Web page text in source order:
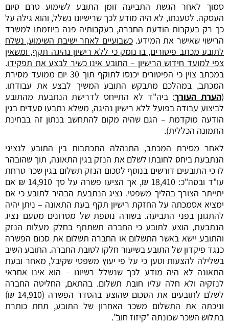
סמוך לאחר הגשת התביעה זומן התובע לשימוע טרם סיום
העסקה. לטענתו, לא היה מודע לכך שרישיונו נשלל, והוא גילה על
כך רק בעקבות הודעת החברה, בעקבותיה פנה ביוזמתו למשרד
הרישוי שאישר את המידע.כשבועיים לאחר ישיבת השימוע, נשלח
לתובע מכתב פיטורים, בו נומק כי ללא רישיון נהיגה תקף, ומשאין
צפי למועד חידוש הרישיון – התובע אינו כשיר לבצע את תפקידו.
במכתב צוין כי הפיטורים יכנסו לתוקף תוך 30 יום ממועד מסירת
המכתב, במהלכם מתבקש התובע המשיך לבצע את עבודתו.
(הערת העורך: ביה"ד לא התייחס לדרישת הנתבעת מהתובע
לביצוע עבודה בפועל ללא רישיון נהיגה, משלא נתבעו סעדים בגין
הודעה מוקדמת – הגם שהיה מקום להתחשב בנתון זה בבחינת
התמונה הכללית).
לאחר מסירת המכתב, התנהלה התכתבות בין התובע לנציגי
הנתבעת ביחס לחובתו לשלם את הנזק בגין התאונה, תוך שהובהר
לו כי התובעים דורשים בנוסף לסכום הנזק תשלום בגין שכר טרחת
עו"ד ובסה"כ: 18,410 ₪, אך הציעו פשרה על סך 14,910 ₪ אם
יתייתר הצורך בהליך משפטי. נציג הנתבעת הבהיר לתובע כי אם
ימציא אסמכתה על החזקת רישיון תקף בעת התאונה – ניתן יהיה
להתגונן בפני התביעה. בשורה נוספת של מסרונים מטעם נציג
הנתבעת, הוצע לתובע כי החברה תשתתף בחלק מעלות הנזק
והתובע יישא באשר התשלום או החברה תשלום את סכום הפשרה
כנגד פיקדון של התובע בשיעור חלקו לטובת החברה. התובע השיב
בשלילה להצעות וטען כי על פי יעוץ משפטי שקיבל, מאחר ובעת
התאונה לא היה מודע לכך שנשלל רשיונו – הוא אינו אחראי
לנזקיה ולא חלה עליו חובת תשלום. בהתאם, החליטה החברה
לשלם לתובעים את הסכום שהוצע בהסדר הפשרה (14,910 ₪)
וניכתה את התשלום משכר האחרון של התובע, תחת כותרת
בתלוש השכר שכונתה "קיזוז חוב".